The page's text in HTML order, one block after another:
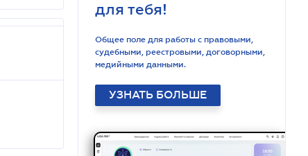
для тебя!
Общее поле для работы с правовыми,
судебными, реестровыми, договорными,
медийными данными.
УЗНАТЬ БОЛЬШЕ